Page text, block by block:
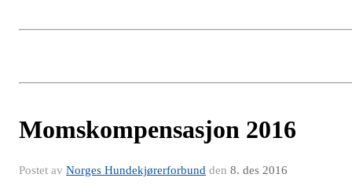
Momskompensasjon 2016
Postet av Norges Hundekjørerforbund den 8. des 2016